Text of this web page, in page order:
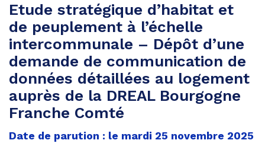
Etude stratégique d’habitat et
de peuplement à l’échelle
intercommunale – Dépôt d’une
demande de communication de
données détaillées au logement
auprès de la DREAL Bourgogne
Franche Comté
Date de parution : le mardi 25 novembre 2025